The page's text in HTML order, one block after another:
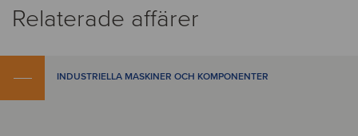
Relaterade affärer
INDUSTRIELLA MASKINER OCH KOMPONENTER